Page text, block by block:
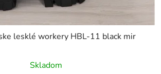
lesklé workery HBL-11 black mir
Skladom